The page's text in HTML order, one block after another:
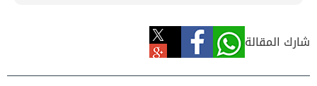
شارك المقالة